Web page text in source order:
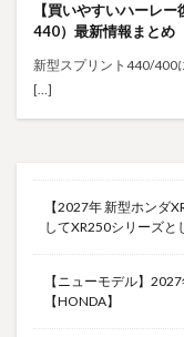
【買いやすいハーレ
440）最新情報まとめ
新型スプリント440/400
[…]
【2027年 新型ホンダ
してXR250シリーズと
【ニューモデル】
【HONDA】